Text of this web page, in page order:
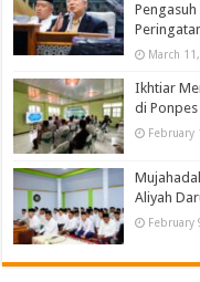
March
Ikhtiar
di
February
Aliyah
February